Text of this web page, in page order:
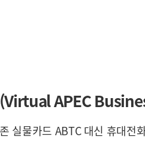
APEC
실물카드 ABTC 대신 휴대전